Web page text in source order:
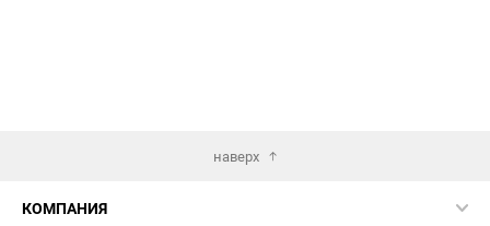
наверх
КОМПАНИЯ